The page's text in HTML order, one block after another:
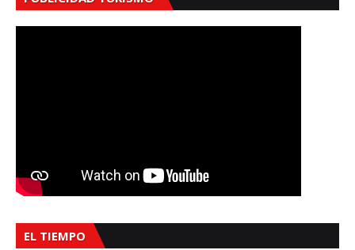
EL TIEMPO